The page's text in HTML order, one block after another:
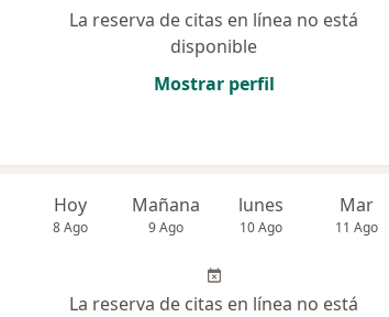
La reserva de citas en línea no está
disponible
Mostrar perfil
Hoy
8 Ago
Mañana
9 Ago
lunes
10 Ago
Mar
11 Ago
La reserva de citas en línea no está